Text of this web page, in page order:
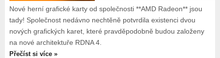
Nové herní grafické karty od společnosti **AMD Radeon** jsou
tady! Společnost nedávno nechtěně potvrdila existenci dvou
nových grafických karet, které pravděpodobně budou založeny
na nové architektuře RDNA 4.
Přečíst si více »